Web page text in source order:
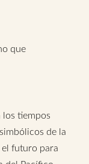
que
los tiempos
de la
futuro para